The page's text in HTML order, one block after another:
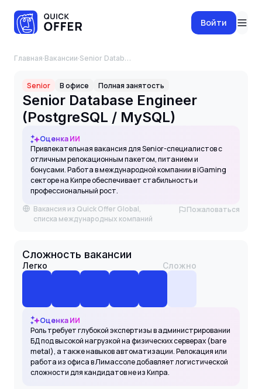
Войти
Главная·Вакансии· Senior Database Engineer (PostgreSQL / MySQL)
Senior В офисе Полная занятость
Senior Database Engineer
(PostgreSQL / MySQL)
Оценка ИИ
Привлекательная вакансия для Senior-специалистов с
отличным релокационным пакетом, питанием и
бонусами. Работа в международной компании в iGaming
секторе на Кипре обеспечивает стабильность и
профессиональный рост.
Вакансия из Quick Offer Global,
списка международных компаний
Пожаловаться
Сложность вакансии
Легко Сложно
Оценка ИИ
Роль требует глубокой экспертизы в администрировании
БД под высокой нагрузкой на физических серверах (bare
metal), а также навыков автоматизации. Релокация или
работа из офиса в Лимассоле добавляет логистической
сложности для кандидатов не из Кипра.